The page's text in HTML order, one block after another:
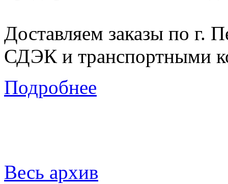
Доставляем заказы по г.
СДЭК и транспортными
Подробнее
Весь архив